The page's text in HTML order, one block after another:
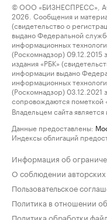
© ООО «БИЗНЕСПРЕСС»,
2026. Сообщения и
(свидетельство о
выдано Федеральной
информационных
(Роскомнадзор)
издания «РБК»
информации выдано
информационных
(Роскомнадзор)
сопровождаются пометкой
Владельцем сайта
Данные предоставлены:
Индексы облигаций
Информация об
О соблюдении авторских
Пользовательское
Политика в отношении
Политика обработки